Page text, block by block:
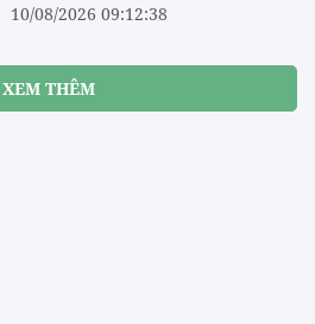
10/08/2026 09:12:38
XEM THÊM